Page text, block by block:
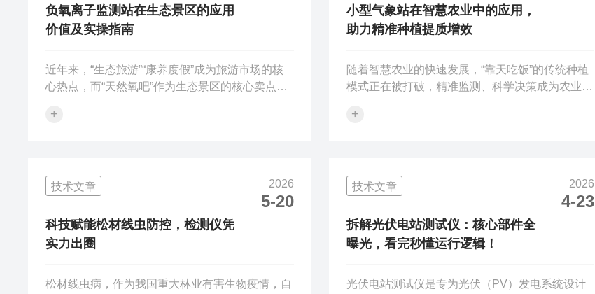
运维的“神器”，被广泛应用于各类光伏电站。这款
光伏气象站之所以能成为光伏运维的“神器”...
动量定理，传感器能瞬间将这种机械能转化为电信
号。设备内置的AI神经网络算法会实时分析...
负氧离子监测站在生态景区的应用
价值及实操指南
近年来，“生态旅游”“康养度假”成为旅游市场的核
心热点，而“天然氧吧”作为生态景区的核心卖点，
监测站作为精准量化“天然氧吧”实力的核心设备，
景区的应用价值，并提供详细的实操指南，帮助景
区高效利用设备，实现“数据赋能+口碑提升”的双
重目标。一、负氧离子监测站在生态景区的核心应
用价值1.打造“天然氧吧”名片...
+
小型气象站在智慧农业中的应用，
助力精准种植提质增效
随着智慧农业的快速发展，“靠天吃饭”的传统种植
模式正在被打破，精准监测、科学决策成为农业种
的核心设备，凭借灵活部署、精准采集、便捷操作
植中，气象条件直接影响农作物的生长、发育、产
量与品质，温湿度、风速、风向、雨量等气象要素
的细微变化，都可能对农作物产生显著影响。传统
的气象监测方式，要么依赖大型气象站的远...
+
技术文章 2026
5-20
科技赋能松材线虫防控，检测仪凭
实力出圈
松材线虫病，作为我国重大林业有害生物疫情，自
技术文章 2026
4-23
拆解光伏电站测试仪：核心部件全
曝光，看完秒懂运行逻辑！
光伏电站测试仪是专为光伏（PV）发电系统设计